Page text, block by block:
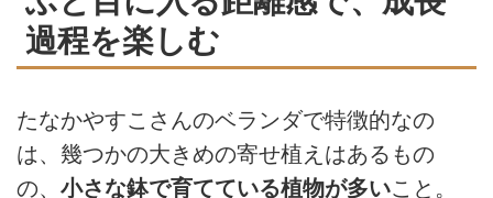
過程を楽しむ
たなかやすこさんのベランダで特徴的なの
は、幾つかの大きめの寄せ植えはあるもの
の、 小さな鉢で育てている植物が多いこと。